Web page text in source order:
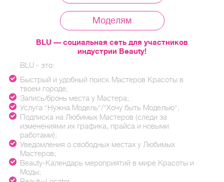
Моделям
BLU — социальная сеть для участников
индустрии Beauty!
BLU - это:
Быстрый и удобный поиск Мастеров Красоты в
твоем городе;
Запись/бронь места у Мастера;
Услуга "Нужна Модель"/"Хочу быть Моделью";
Подписка на Любимых Мастеров (следи за
изменениями их графика, прайса и новыми
работами);
Уведомления о свободных местах у Любимых
Мастеров;
Beauty-Календарь мероприятий в мире Красоты и
Моды;